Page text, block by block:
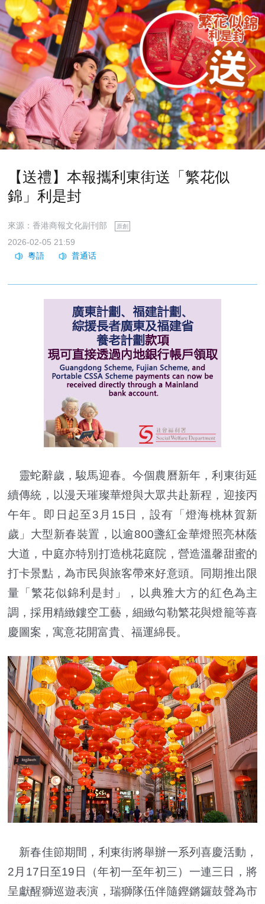
【送禮】本報攜利東街送「繁花似
錦」利是封
來源：香港商報文化副刊部 原創
2026-02-05 21:59
靈蛇辭歲，駿馬迎春。今個農曆新年，利東街延
續傳統，以漫天璀璨華燈與大眾共赴新程，迎接丙
午年。即日起至3月15日，設有「燈海桃林賀新
歲」大型新春裝置，以逾800盞紅金華燈照亮林蔭
大道，中庭亦特別打造桃花庭院，營造溫馨甜蜜的
打卡景點，為市民與旅客帶來好意頭。同期推出限
量「繁花似錦利是封」，以典雅大方的紅色為主
調，採用精緻鏤空工藝，細緻勾勒繁花與燈籠等喜
慶圖案，寓意花開富貴、福運綿長。
新春佳節期間，利東街將舉辦一系列喜慶活動，
2月17日至19日（年初一至年初三）一連三日，將
呈獻醒獅巡遊表演，瑞獅隊伍伴隨鏗鏘鑼鼓聲為市